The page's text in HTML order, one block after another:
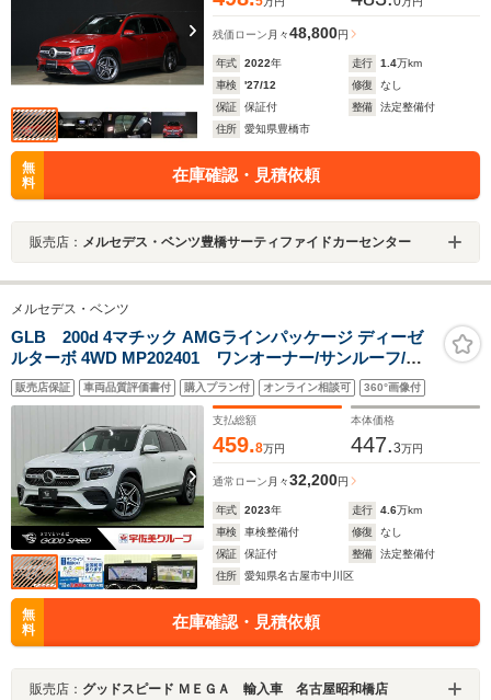
残価ローン 月々48,800円
年式 2022年 走行 1.4万km
車検
'27/12 修復
なし
保証
保証付 整備
法定整備付
住所
愛知県豊橋市
無
料
在庫確認・見積依頼
販売店： メルセデス・ベンツ豊橋サーティファイドカーセンター
メルセデス・ベンツ
GLB 200d 4マチック AMGラインパッケージ ディーゼ
ルターボ 4WD MP202401 ワンオーナー/サンルーフ/レ
ザーエクスクルーシブPKG/アドバンスドPKG/ヘッドア
ップディスプレイ/フルセグTV/電動リアゲート/ETC/ドラ
イブレコーダー/シートヒーター/シートメモリ/赤黒革シー
ト/純正アルミ/
販売店保証 車両品質評価書付 購入プラン付 オンライン相談可 360°画像付
支払総額
459.8万円
本体価格
447.3万円
通常ローン 月々32,200円
年式 2023年 走行 4.6万km
車検
車検整備付 修復
なし
保証
保証付 整備
法定整備付
住所
愛知県名古屋市中川区
無
料
在庫確認・見積依頼
販売店： グッドスピード ＭＥＧＡ 輸入車 名古屋昭和橋店